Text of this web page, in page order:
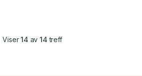
Viser14 av 14 treff